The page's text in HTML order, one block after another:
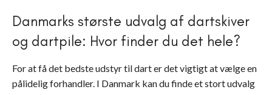
Danmarks største udvalg af dartskiver
og dartpile: Hvor finder du det hele?
For at få det bedste udstyr til dart er det vigtigt at vælge en
pålidelig forhandler. I Danmark kan du finde et stort udvalg